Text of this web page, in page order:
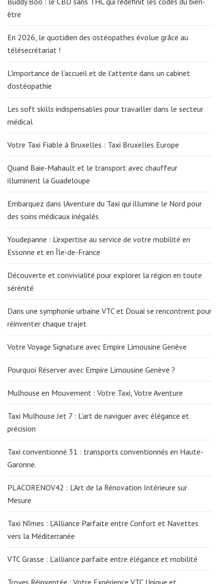
être
En 2026, le quotidien des ostéopathes évolue grâce au
télésecrétariat !
L’importance de l’accueil et de l’attente dans un cabinet
d’ostéopathie
Les soft skills indispensables pour travailler dans le secteur
médical
Votre Taxi Fiable à Bruxelles : Taxi Bruxelles Europe
Quand Baie-Mahault et le transport avec chauffeur
illuminent la Guadeloupe
Embarquez dans lAventure du Taxi qui illumine le Nord pour
des soins médicaux inégalés
Youdepanne : L’expertise au service de votre mobilité en
Essonne et en Île-de-France
Découverte et convivialité pour explorer la région en toute
sérénité
Dans une symphonie urbaine VTC et Douai se rencontrent pour
réinventer chaque trajet
Votre Voyage Signature avec Empire Limousine Genève
Pourquoi Réserver avec Empire Limousine Genève ?
Mulhouse en Mouvement : Votre Taxi, Votre Aventure
Taxi Mulhouse Jet 7 : L’art de naviguer avec élégance et
précision
Taxi conventionné 31 : transports conventionnés en Haute-
Garonne.
PLACORENOV42 : L’Art de la Rénovation Intérieure sur
Mesure
Taxi Nîmes : L’Alliance Parfaite entre Confort et Navettes
vers la Méditerranée
VTC Grasse : L’alliance parfaite entre élégance et mobilité
Troyes Réinventée : Votre Expérience VTC Unique et